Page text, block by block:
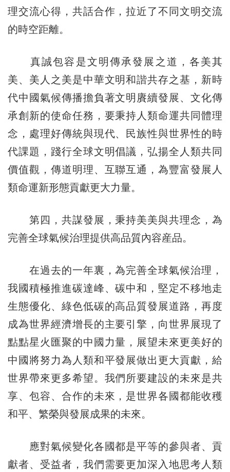
理交流心得，共話合作，拉近了不同文明交流
的時空距離。
真誠包容是文明傳承發展之道，各美其
美、美人之美是中華文明和諧共存之基，新時
代中國氣候傳播擔負著文明賡續發展、文化傳
承創新的使命任務，要秉持人類命運共同體理
念，處理好傳統與現代、民族性與世界性的時
代課題，踐行全球文明倡議，弘揚全人類共同
價值觀，傳道明理、互聯互通，為豐富發展人
類命運新形態貢獻更大力量。
第四，共謀發展，秉持美美與共理念，為
完善全球氣候治理提供高品質內容産品。
在過去的一年裏，為完善全球氣候治理，
我國積極推進碳達峰、碳中和，堅定不移地走
生態優化、綠色低碳的高品質發展道路，再度
成為世界經濟增長的主要引擎，向世界展現了
點點星火匯聚的中國力量，展望未來更美好的
中國將努力為人類和平發展做出更大貢獻，給
世界帶來更多希望。我們所要建設的未來是共
享、包容、合作的未來，是世界各國都能收穫
和平、繁榮與發展成果的未來。
應對氣候變化各國都是平等的參與者、貢
獻者、受益者，我們需要更加深入地思考人類